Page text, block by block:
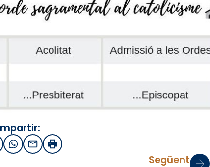
Twitter
WhatsApp
EmailImprimir
Següent